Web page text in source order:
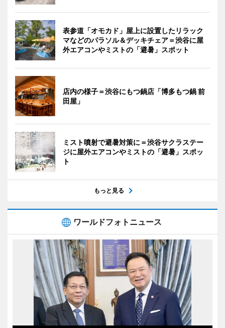
表参道「オモカド」屋上に設置したリラック
マなどのパラソル＆デッキチェア＝渋谷に屋
外エアコンやミストの「避暑」スポット
店内の様子＝渋谷にもつ鍋店「博多もつ鍋 前
田屋」
ミスト噴射で避暑対策に＝渋谷サクラステー
ジに屋外エアコンやミストの「避暑」スポッ
ト
もっと見る
ワールドフォトニュース